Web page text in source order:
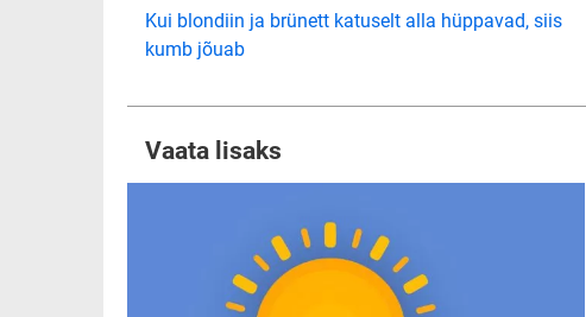
Kui blondiin ja brünett katuselt alla hüppavad, siis
kumb jõuab
Vaata lisaks